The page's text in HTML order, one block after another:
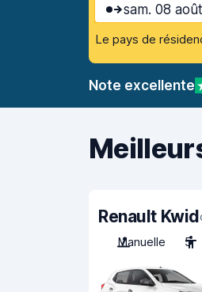
sam. 08 août
Le pays de
Note excellente
Renault Kwid
Manuelle
5